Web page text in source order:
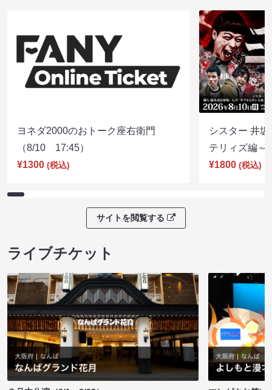
ヨネダ2000のおトーク座右衛門
（8/10 17:45）
¥1300 (税込)
シスター 井
テリィズ編
¥1800 (税込)
サイトを閲覧する
ライブチケット